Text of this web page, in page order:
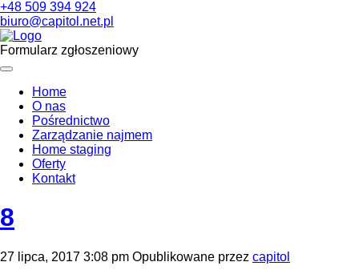
+48 509 394 924
biuro@capitol.net.pl
Formularz zgłoszeniowy
Home
O nas
Pośrednictwo
Zarządzanie najmem
Home staging
Oferty
Kontakt
8
27 lipca, 2017 3:08 pm Opublikowane przez capitol